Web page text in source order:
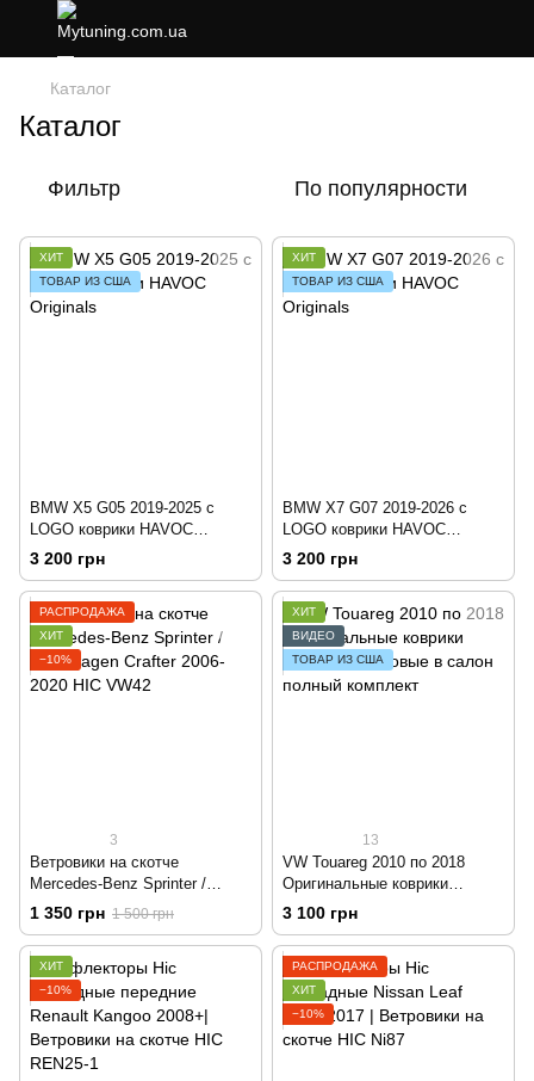
Каталог
Каталог
Фильтр По популярности
ХИТ
ТОВАР ИЗ США
BMW X5 G05 2019-2025 с
LOGO коврики HAVOC
Originals
3 200 грн
ХИТ
ТОВАР ИЗ США
BMW X7 G07 2019-2026 с
LOGO коврики HAVOC
Originals
3 200 грн
РАСПРОДАЖА
ХИТ
−10%
3
Ветровики на скотче
Mercedes-Benz Sprinter /
Volkswagen Crafter 2006-2020
HIC VW42
1 350 грн 1 500 грн
ХИТ
ВИДЕО
ТОВАР ИЗ США
13
VW Touareg 2010 по 2018
Оригинальные коврики
HAVOC резиновые в салон
полный комплект
3 100 грн
ХИТ
−10%
РАСПРОДАЖА
ХИТ
−10%